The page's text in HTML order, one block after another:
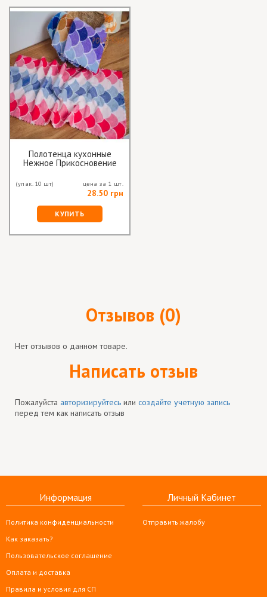
Полотенца кухонные
Нежное Прикосновение
(упак. 10 шт) цена за 1 шт.
28.50 грн
КУПИТЬ
Отзывов (0)
Нет отзывов о данном товаре.
Написать отзыв
Пожалуйста авторизируйтесь или создайте учетную запись
перед тем как написать отзыв
Информация
Политика конфиденциальности
Как заказать?
Пользовательское соглашение
Оплата и доставка
Правила и условия для СП
Личный Кабинет
Отправить жалобу